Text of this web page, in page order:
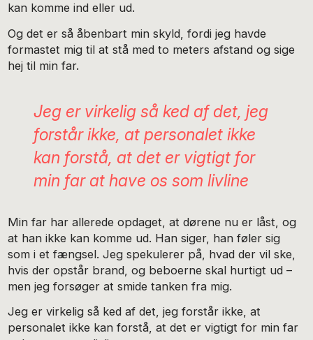
kan komme ind eller ud.
Og det er så åbenbart min skyld, fordi jeg havde
formastet mig til at stå med to meters afstand og sige
hej til min far.
Jeg er virkelig så ked af det, jeg
forstår ikke, at personalet ikke
kan forstå, at det er vigtigt for
min far at have os som livline
Min far har allerede opdaget, at dørene nu er låst, og
at han ikke kan komme ud. Han siger, han føler sig
som i et fængsel. Jeg spekulerer på, hvad der vil ske,
hvis der opstår brand, og beboerne skal hurtigt ud –
men jeg forsøger at smide tanken fra mig.
Jeg er virkelig så ked af det, jeg forstår ikke, at
personalet ikke kan forstå, at det er vigtigt for min far